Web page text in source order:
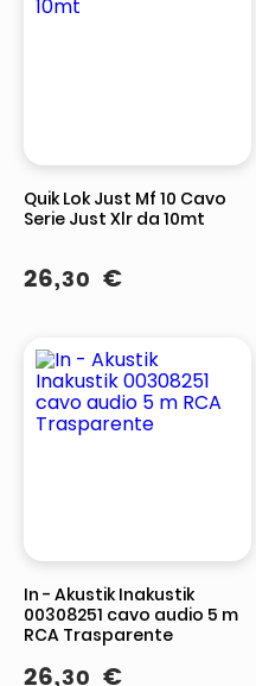
Quik Lok Just Mf 10 Cavo
Serie Just Xlr da 10mt
26,30 €
In - Akustik Inakustik
00308251 cavo audio 5 m
RCA Trasparente
30